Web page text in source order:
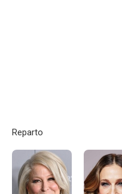
Reparto